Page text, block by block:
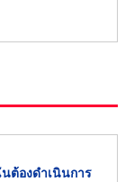
ต้องดำเนินการ